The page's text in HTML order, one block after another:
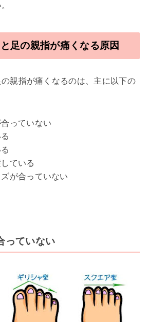
足の親指が痛くなる原因
親指が痛くなるのは、主に以下の
っていない
ている
が合っていない
っていない